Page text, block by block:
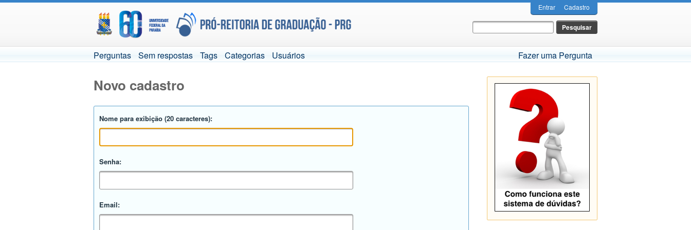
Entrar Cadastro
Perguntas Sem respostas Tags Categorias Usuários Fazer uma Pergunta
Novo cadastro
Nome para exibição (20 caracteres):
Senha:
Email: